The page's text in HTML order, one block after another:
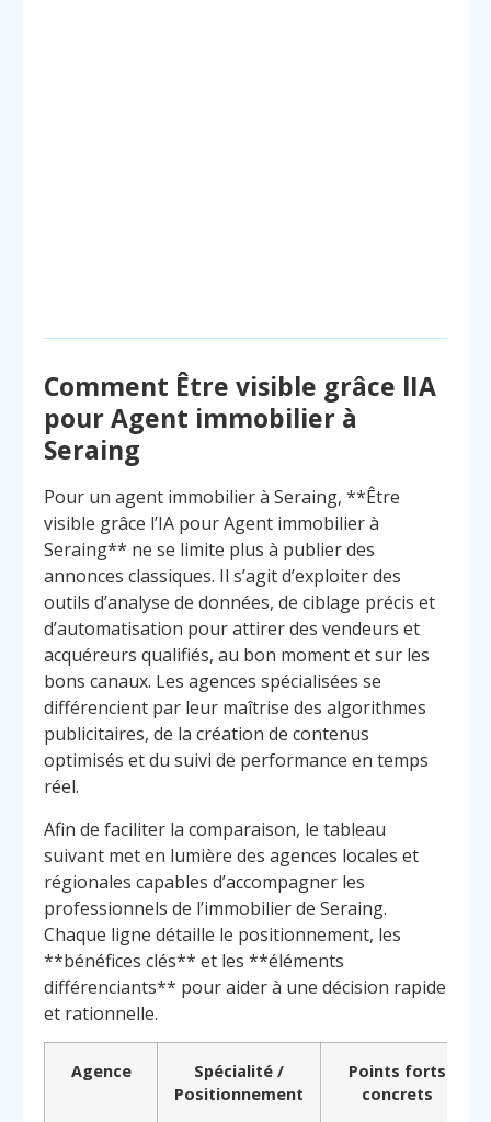
Comment Être visible grâce lIA
pour Agent immobilier à
Seraing
Pour un agent immobilier à Seraing, **Être
visible grâce l’IA pour Agent immobilier à
Seraing** ne se limite plus à publier des
annonces classiques. Il s’agit d’exploiter des
outils d’analyse de données, de ciblage précis et
d’automatisation pour attirer des vendeurs et
acquéreurs qualifiés, au bon moment et sur les
bons canaux. Les agences spécialisées se
différencient par leur maîtrise des algorithmes
publicitaires, de la création de contenus
optimisés et du suivi de performance en temps
réel.
Afin de faciliter la comparaison, le tableau
suivant met en lumière des agences locales et
régionales capables d’accompagner les
professionnels de l’immobilier de Seraing.
Chaque ligne détaille le positionnement, les
**bénéfices clés** et les **éléments
différenciants** pour aider à une décision rapide
et rationnelle.
Agence
Spécialité /
Positionnement
Points forts
concrets